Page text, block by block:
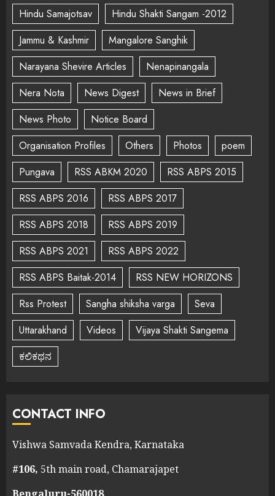
Hindu Samajotsav
Hindu Shakti Sangam -2012
Jammu & Kashmir
Mangalore Sanghik
Narayana Shevire Articles
Nenapinangala
Nera Nota
News Digest
News in Brief
News Photo
Notice Board
Organisation Profiles
Others Photos
poem
Pungava
RSS ABKM 2020
RSS ABPS 2015
RSS ABPS 2016
RSS ABPS 2017
RSS ABPS 2018
RSS ABPS 2019
RSS ABPS 2021
RSS ABPS 2022
RSS ABPS Baitak-2014
RSS NEW HORIZONS
Rss Protest
Sangha shiksha varga
Seva
Uttarakhand
Videos
Vijaya Shakti Sangema
ಕಲಿಕಥನ
CONTACT INFO
Vishwa Samvada Kendra, Karnataka
#106, 5th main road, Chamarajapet